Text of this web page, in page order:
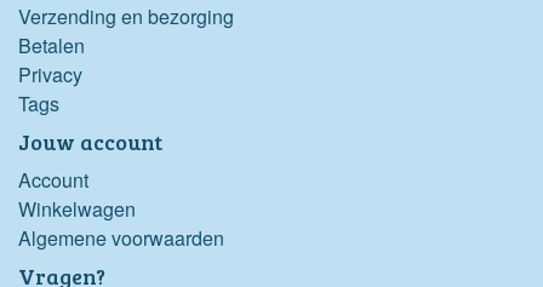
Verzending en bezorging
Betalen
Privacy
Tags
Jouw account
Account
Winkelwagen
Algemene voorwaarden
Vragen?